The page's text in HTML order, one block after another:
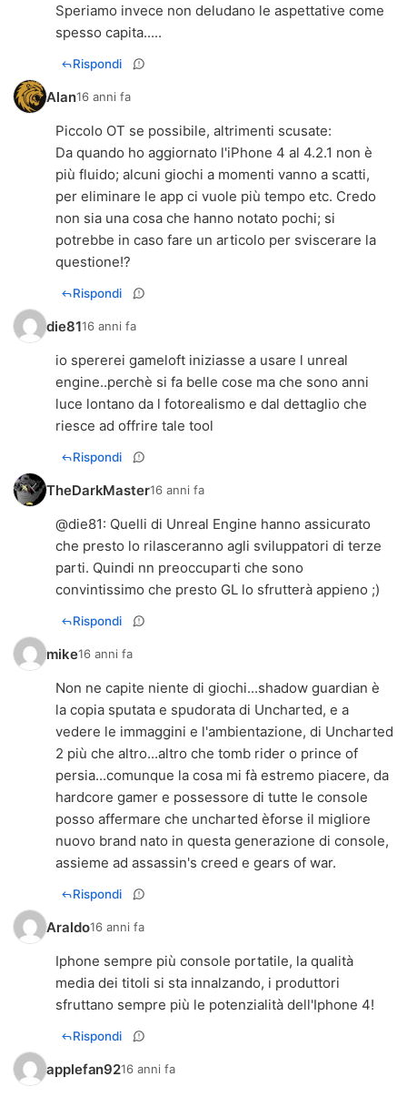
Speriamo invece non deludano le aspettative come
spesso capita.....
Rispondi
Alan16 anni fa
Piccolo OT se possibile, altrimenti scusate:
Da quando ho aggiornato l'iPhone 4 al 4.2.1 non è
più fluido; alcuni giochi a momenti vanno a scatti,
per eliminare le app ci vuole più tempo etc. Credo
non sia una cosa che hanno notato pochi; si
potrebbe in caso fare un articolo per sviscerare la
questione!?
Rispondi
die8116 anni fa
io spererei gameloft iniziasse a usare l unreal
engine..perchè si fa belle cose ma che sono anni
luce lontano da l fotorealismo e dal dettaglio che
riesce ad offrire tale tool
Rispondi
TheDarkMaster16 anni fa
@die81: Quelli di Unreal Engine hanno assicurato
che presto lo rilasceranno agli sviluppatori di terze
parti. Quindi nn preoccuparti che sono
convintissimo che presto GL lo sfrutterà appieno ;)
Rispondi
mike16 anni fa
Non ne capite niente di giochi...shadow guardian è
la copia sputata e spudorata di Uncharted, e a
vedere le immaggini e l'ambientazione, di Uncharted
2 più che altro...altro che tomb rider o prince of
persia...comunque la cosa mi fà estremo piacere, da
hardcore gamer e possessore di tutte le console
posso affermare che uncharted èforse il migliore
nuovo brand nato in questa generazione di console,
assieme ad assassin's creed e gears of war.
Rispondi
Araldo16 anni fa
Iphone sempre più console portatile, la qualità
media dei titoli si sta innalzando, i produttori
sfruttano sempre più le potenzialità dell'Iphone 4!
Rispondi
applefan9216 anni fa